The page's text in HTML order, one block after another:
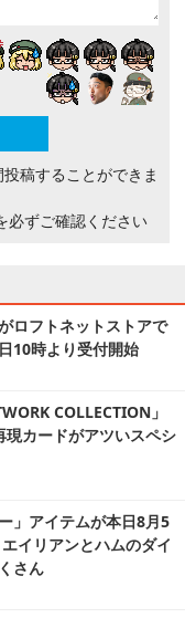
稿することができま
必ずご確認ください
ロフトネットストアで
10時より受付開始
COLLECTION」
カードがアツいスペシ
」アイテムが本日8月5
イリアンとハムのダイ
さん